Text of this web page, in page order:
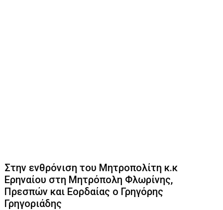
Στην ενθρόνιση του Μητροπολίτη κ.κ
Ερηναίου στη Μητρόπολη Φλωρίνης,
Πρεσπών και Εορδαίας ο Γρηγόρης
Γρηγοριάδης